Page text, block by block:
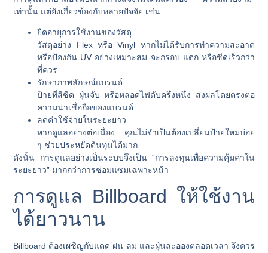
เท่านั้น แต่ยังเกี่ยวข้องกับหลายปัจจัย เช่น
ยืดอายุการใช้งานของวัสดุ
วัสดุอย่าง Flex หรือ Vinyl หากไม่ได้รับการทำความสะอาด
หรือป้องกัน UV อย่างเหมาะสม จะกรอบ แตก หรือซีดเร็วกว่า
ที่ควร
รักษาภาพลักษณ์แบรนด์
ป้ายที่สีซีด ฝุ่นจับ หรือหลอดไฟดับครึ่งหนึ่ง ส่งผลโดยตรงต่อ
ความน่าเชื่อถือของแบรนด์
ลดค่าใช้จ่ายในระยะยาว
หากดูแลอย่างต่อเนื่อง คุณไม่จำเป็นต้องเปลี่ยนป้ายใหม่บ่อย
ๆ ช่วยประหยัดต้นทุนได้มาก
ดังนั้น การดูแลอย่างเป็นระบบจึงเป็น “การลงทุนเพื่อความคุ้มค่าใน
ระยะยาว” มากกว่าการซ่อมแซมเฉพาะหน้า
การดูแล Billboard ให้ใช้งาน
ได้ยาวนาน
Billboard ต้องเผชิญกับแดด ฝน ลม และฝุ่นละอองตลอดเวลา จึงควร